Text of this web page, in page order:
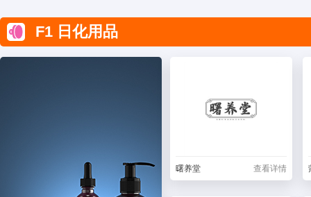
F1 日化用品
曙养堂 查看详情